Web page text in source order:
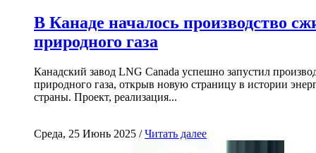
В Канаде началось производство
природного газа
Канадский завод LNG Canada успешно запустил
природного газа, открыв новую страницу в истории
страны. Проект, реализация...
Среда, 25 Июнь 2025 /Читать далее